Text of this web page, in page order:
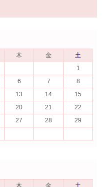
木 金
土
1
6 7
8
13 14
15
20 21
22
27 28
29
木 金 土